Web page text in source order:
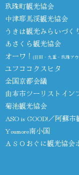
玖珠町観光協会
中津耶馬渓観光協会
うきは観光みらいづく
あさくら観光協会
オーワ！ (日田・九重・玖珠ア
ユフココクスヒタ
全国京都会議
由布市ツーリストイン
菊池観光協会
ASO is GOOD!／阿蘇
Youmore南小国
ＡＳＯおぐに観光協会